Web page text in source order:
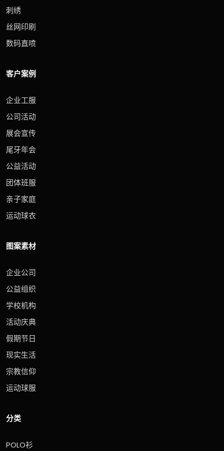
刺绣
丝网印刷
数码直喷
客户案例
企业工服
公司活动
展会宣传
尾牙年会
公益活动
团体班服
亲子家庭
运动球衣
图案素材
企业公司
公益组织
学校机构
活动庆典
假期节日
现实生活
宗教信仰
运动球服
分类
POLO衫